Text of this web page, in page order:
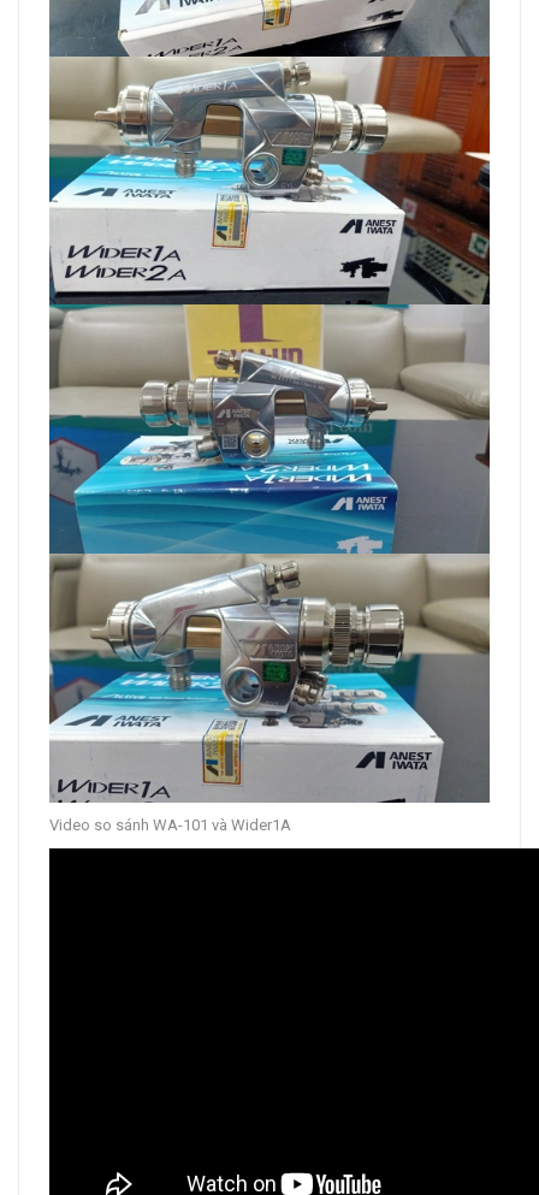
Video so sánh WA-101 và Wider1A